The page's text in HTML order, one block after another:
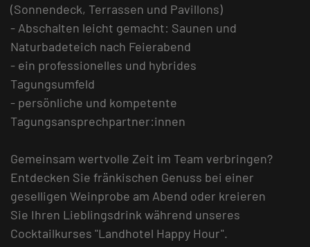
(Sonnendeck, Terrassen und Pavillons)
- Abschalten leicht gemacht: Saunen und
Naturbadeteich nach Feierabend
- ein professionelles und hybrides
Tagungsumfeld
- persönliche und kompetente
Tagungsansprechpartner:innen
Gemeinsam wertvolle Zeit im Team verbringen?
Entdecken Sie fränkischen Genuss bei einer
geselligen Weinprobe am Abend oder kreieren
Sie Ihren Lieblingsdrink während unseres
Cocktailkurses "Landhotel Happy Hour".